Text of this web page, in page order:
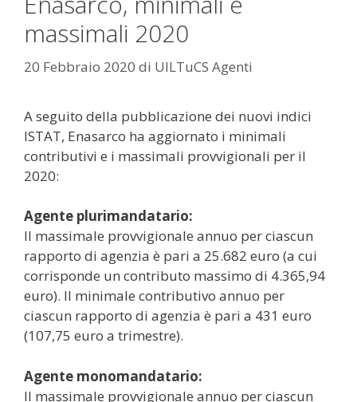
massimali 2020
20 Febbraio 2020 di UILTuCS Agenti
A seguito della pubblicazione dei nuovi indici
ISTAT, Enasarco ha aggiornato i minimali
contributivi e i massimali provvigionali per il
2020:
Agente plurimandatario:
Il massimale provvigionale annuo per ciascun
rapporto di agenzia è pari a 25.682 euro (a cui
corrisponde un contributo massimo di 4.365,94
euro). Il minimale contributivo annuo per
ciascun rapporto di agenzia è pari a 431 euro
(107,75 euro a trimestre).
Agente monomandatario:
Il massimale provvigionale annuo per ciascun